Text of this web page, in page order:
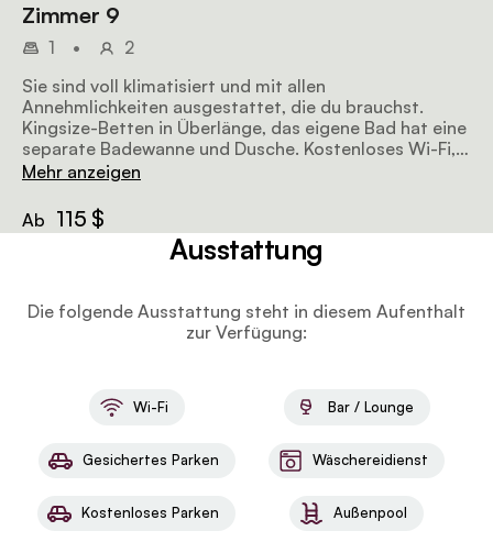
Zimmer 9
1 •
2
Sie sind voll klimatisiert und mit allen
Annehmlichkeiten ausgestattet, die du brauchst.
Kingsize-Betten in Überlänge, das eigene Bad hat eine
separate Badewanne und Dusche. Kostenloses Wi-Fi,
Küchenzeile, Satellitenfernsehen, Kühlschrank und
Mehr anzeigen
Ab 115 $
Ausstattung
Die folgende Ausstattung steht in diesem Aufenthalt
zur Verfügung:
Wi-Fi Bar / Lounge
Gesichertes Parken Wäschereidienst
Kostenloses Parken Außenpool